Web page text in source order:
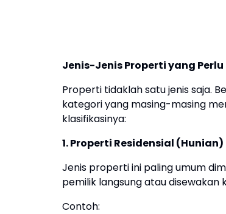
Jenis-Jenis Properti yang
Properti tidaklah satu jenis saja.
kategori yang masing-masing
klasifikasinya:
1. Properti Residensial (Hunian)
Jenis properti ini paling umum
pemilik langsung atau disewakan
Contoh: